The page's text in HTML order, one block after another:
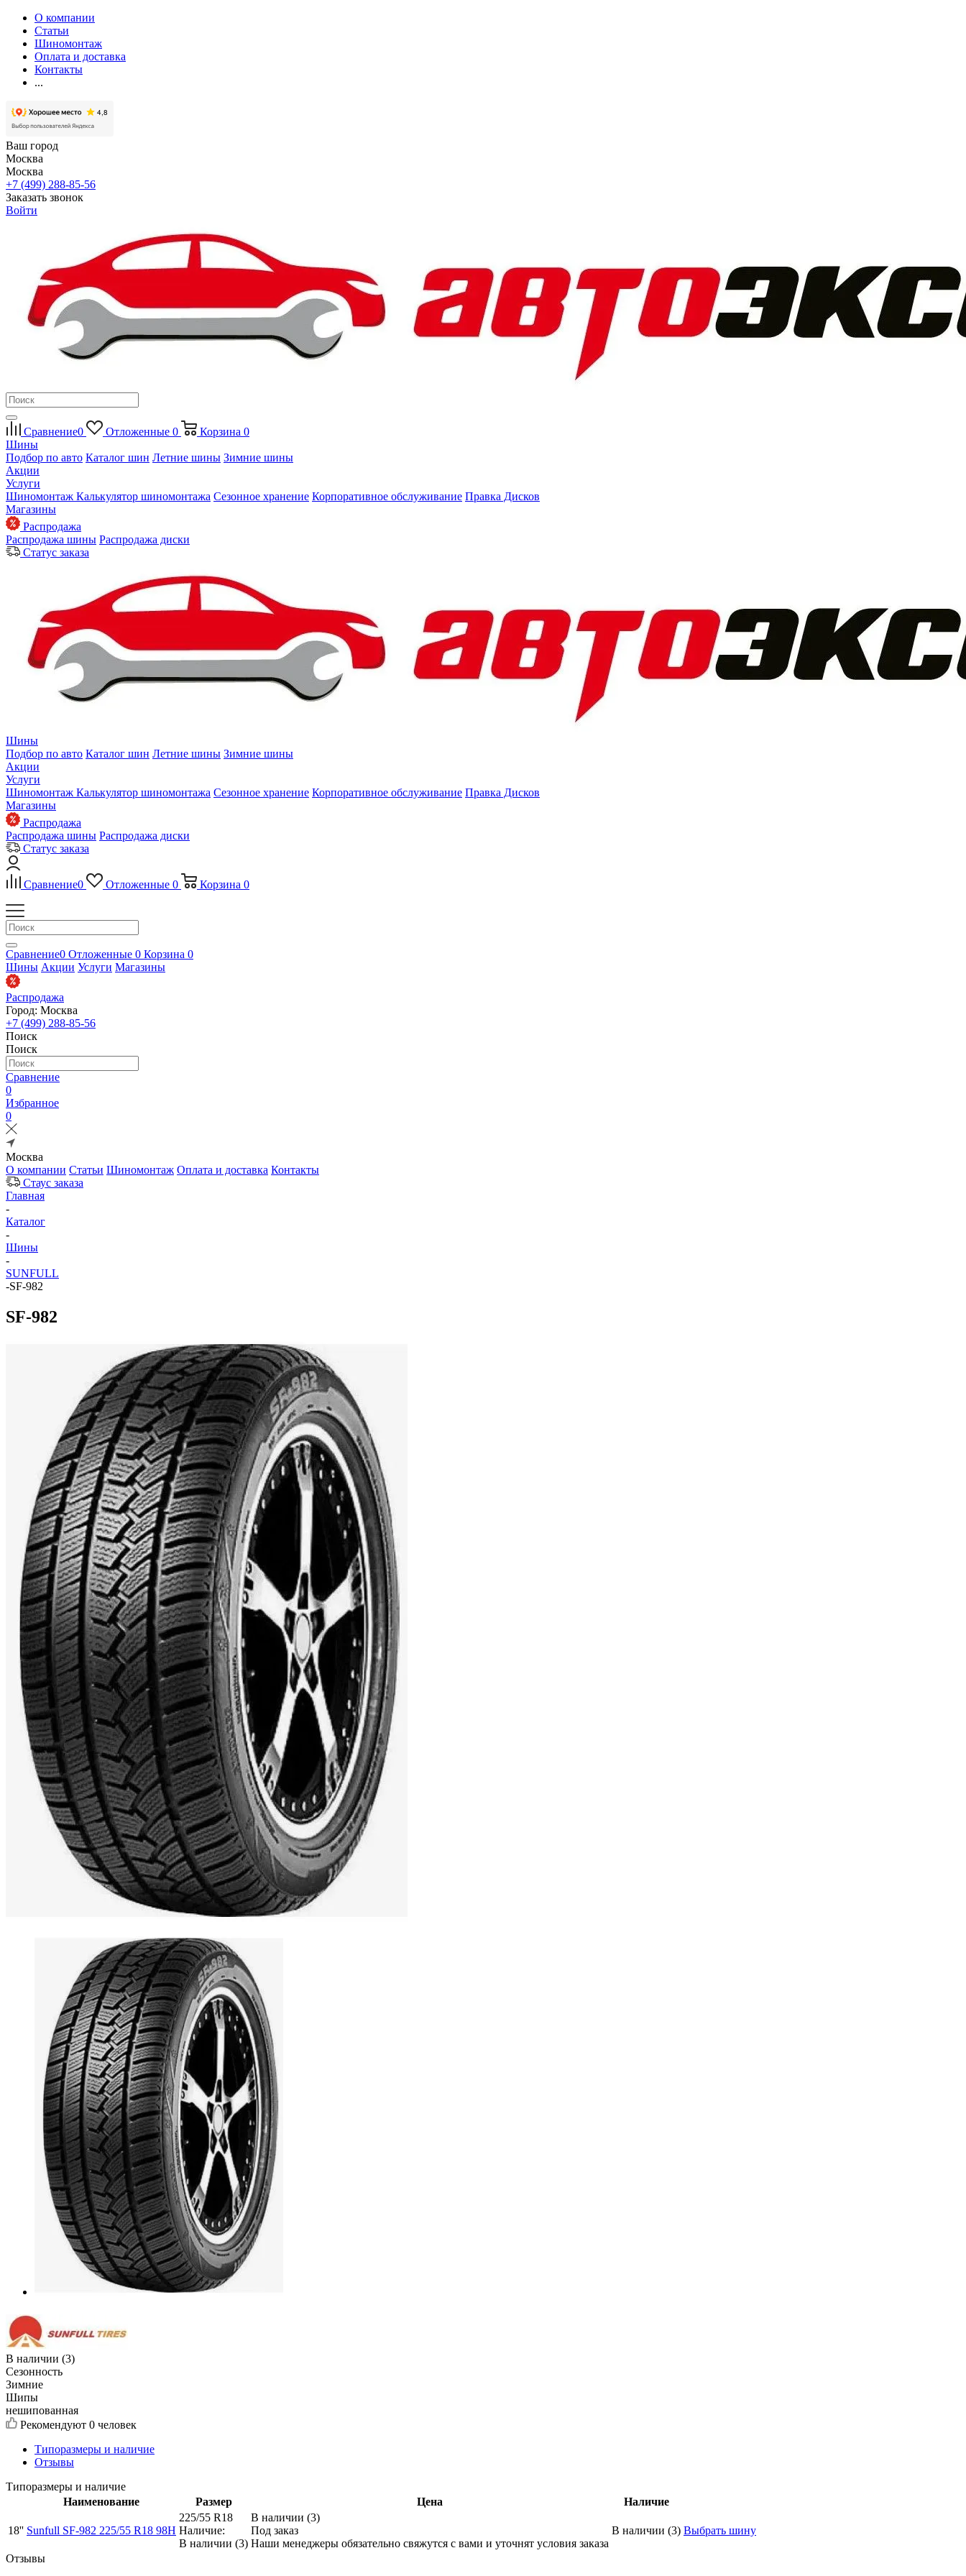
О компании
Статьи
Шиномонтаж
Оплата и доставка
Контакты
...
Ваш город
Москва
Москва
+7 (499) 288-85-56
Заказать звонок
Войти
Сравнение0 Отложенные 0 Корзина 0
Шины
Подбор по авто Каталог шин Летние шины Зимние шины
Акции
Услуги
Шиномонтаж Калькулятор шиномонтажа Сезонное хранение Корпоративное обслуживание Правка Дисков
Магазины
Распродажа
Распродажа шины Распродажа диски
Статус заказа
Шины
Подбор по авто Каталог шин Летние шины Зимние шины
Акции
Услуги
Шиномонтаж Калькулятор шиномонтажа Сезонное хранение Корпоративное обслуживание Правка Дисков
Магазины
Распродажа
Распродажа шины Распродажа диски
Статус заказа
Сравнение0 Отложенные 0 Корзина 0
Сравнение0 Отложенные 0 Корзина 0
Шины Акции Услуги Магазины
Распродажа
Город: Москва
+7 (499) 288-85-56
Поиск
Поиск
Сравнение
0
Избранное
0
Москва
О компании Статьи Шиномонтаж Оплата и доставка Контакты
Стаус заказа
Главная
-
Каталог
-
Шины
-
SUNFULL
-SF-982
SF-982
В наличии (3)
Сезонность
Зимние
Шипы
нешипованная
Рекомендуют 0 человек
Типоразмеры и наличие
Отзывы
Типоразмеры и наличие
Наименование
Размер Цена Наличие
18'' Sunfull SF-982 225/55 R18 98H
225/55 R18
Наличие:
В наличии (3)
В наличии (3)
Под заказ
Наши менеджеры обязательно свяжутся с вами и уточнят условия заказа
В наличии (3) Выбрать шину
Отзывы